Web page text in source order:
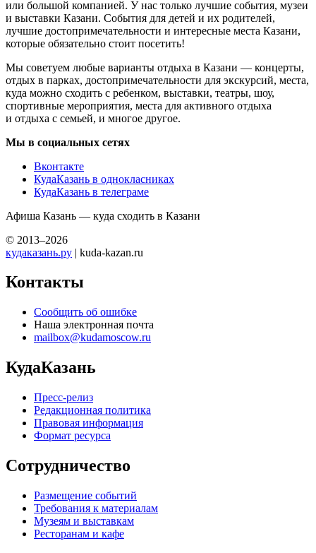
или большой компанией. У нас только лучшие события, музеи
и выставки Казани. События для детей и их родителей,
лучшие достопримечательности и интересные места Казани,
которые обязательно стоит посетить!
Мы советуем любые варианты отдыха в Казани — концерты,
отдых в парках, достопримечательности для экскурсий, места,
куда можно сходить с ребенком, выставки, театры, шоу,
спортивные мероприятия, места для активного отдыха
и отдыха с семьей, и многое другое.
Мы в социальных сетях
Вконтакте
КудаКазань в однокласниках
КудаКазань в телеграме
Афиша Казань — куда сходить в Казани
© 2013–2026
кудаказань.ру | kuda-kazan.ru
Контакты
Сообщить об ошибке
Наша электронная почта
mailbox@kudamoscow.ru
КудаКазань
Пресс-релиз
Редакционная политика
Правовая информация
Формат ресурса
Сотрудничество
Размещение событий
Требования к материалам
Музеям и выставкам
Ресторанам и кафе